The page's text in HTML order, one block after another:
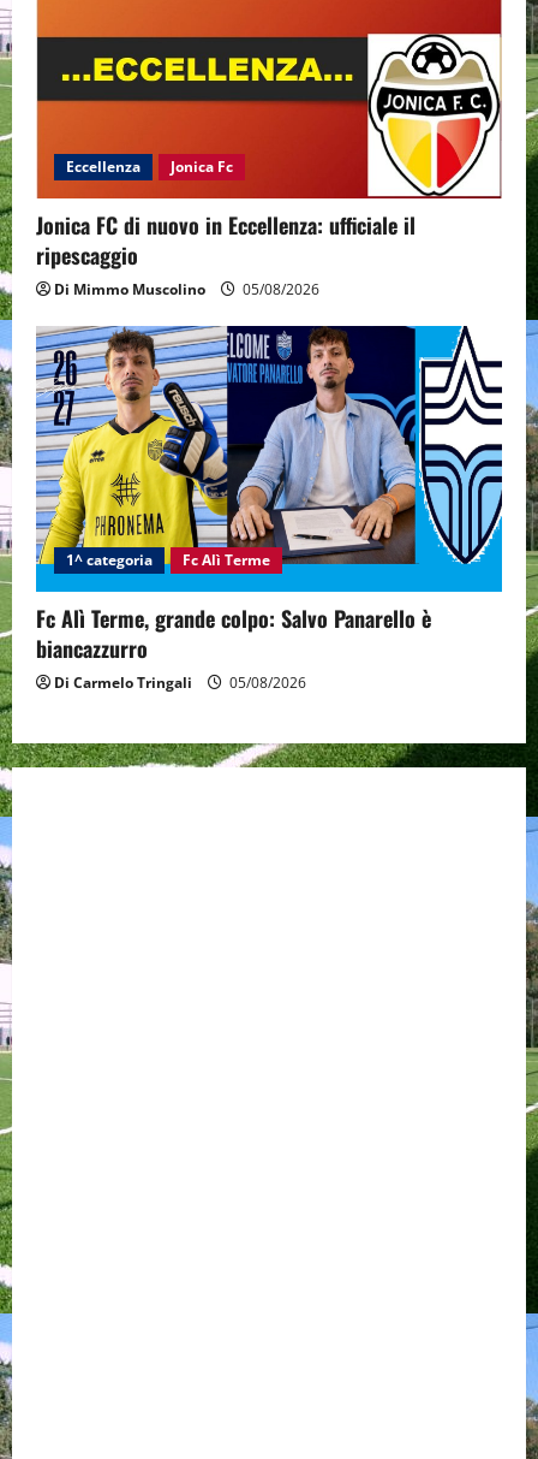
Eccellenza Jonica Fc
Jonica FC di nuovo in Eccellenza: ufficiale il
ripescaggio
Di Mimmo Muscolino 05/08/2026
1^ categoria Fc Alì Terme
Fc Alì Terme, grande colpo: Salvo Panarello è
biancazzurro
Di Carmelo Tringali 05/08/2026